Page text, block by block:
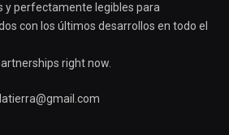
y perfectamente legibles para
con los últimos desarrollos en todo el
right now.